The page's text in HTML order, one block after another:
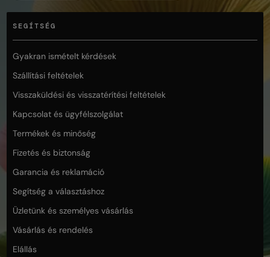
SEGÍTSÉG
Gyakran ismételt kérdések
Szállítási feltételek
Visszaküldési és visszatérítési feltételek
Kapcsolat és ügyfélszolgálat
Termékek és minőség
Fizetés és biztonság
Garancia és reklamáció
Segítség a választáshoz
Üzletünk és személyes vásárlás
Vásárlás és rendelés
Elállás